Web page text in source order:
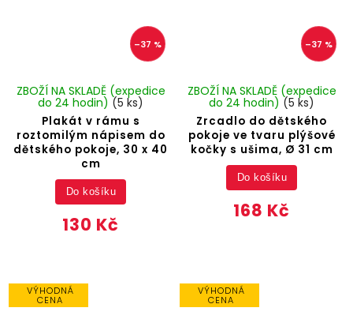
–37 %
Plakát v rámu s
roztomilým nápisem do
dětského pokoje, 30 x 40
cm
ZBOŽÍ NA SKLADĚ (expedice
do 24 hodin) (5 ks)
130 Kč
Do košíku
–37 %
Zrcadlo do dětského
pokoje ve tvaru plýšové
kočky s ušima, Ø 31 cm
ZBOŽÍ NA SKLADĚ (expedice
do 24 hodin) (5 ks)
168 Kč
Do košíku
VÝHODNÁ
CENA
VÝHODNÁ
CENA